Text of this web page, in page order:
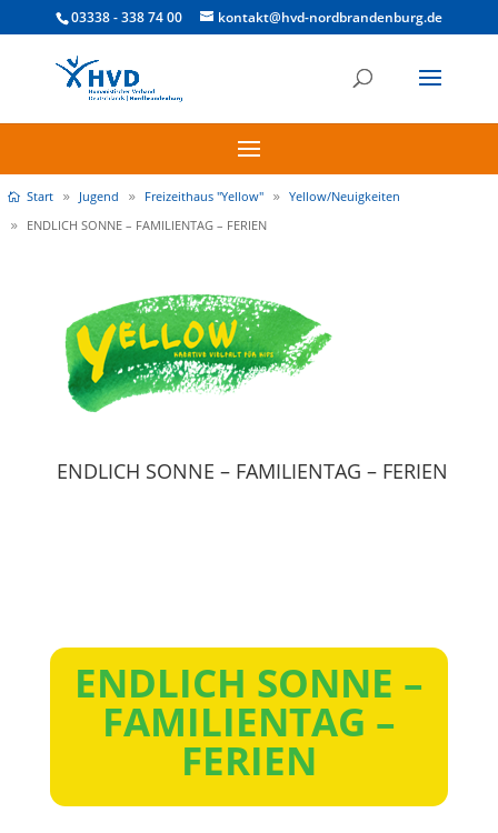
03338 - 338 74 00 kontakt@hvd-nordbrandenburg.de
Start Jugend Freizeithaus "Yellow"
Yellow/Neuigkeiten
ENDLICH SONNE – FAMILIENTAG – FERIEN
ENDLICH SONNE – FAMILIENTAG – FERIEN
ENDLICH SONNE –
FAMILIENTAG –
FERIEN